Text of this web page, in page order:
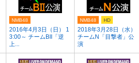
2016年4月3日（日） 1
3:00～ チームBII「逆
上...
NMB48
2018年3月28日（水）
チームN「目撃者」公
演
NMB48 HD